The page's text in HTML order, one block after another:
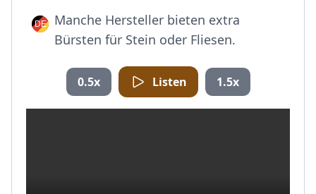
Manche Hersteller bieten extra
Bürsten für Stein oder Fliesen.
0.5x Listen 1.5x